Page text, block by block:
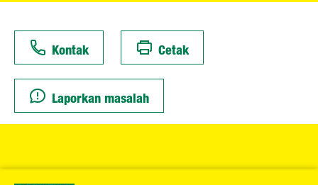
Kontak Cetak
Laporkan masalah